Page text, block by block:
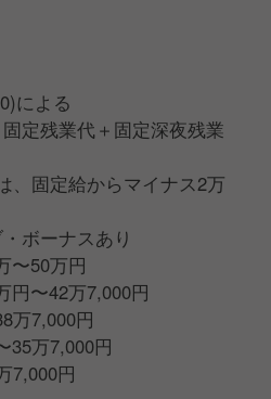
給与に合算
4万円、5万円、6万円、7万
円、2万円、2.5万円、3万円
円、2万円、2.5万円、3万
による
定残業代＋固定深夜残業
、固定給からマイナス2万
ボーナスあり
〜50万円
円〜42万7,000円
万7,000円
35万7,000円
7,000円